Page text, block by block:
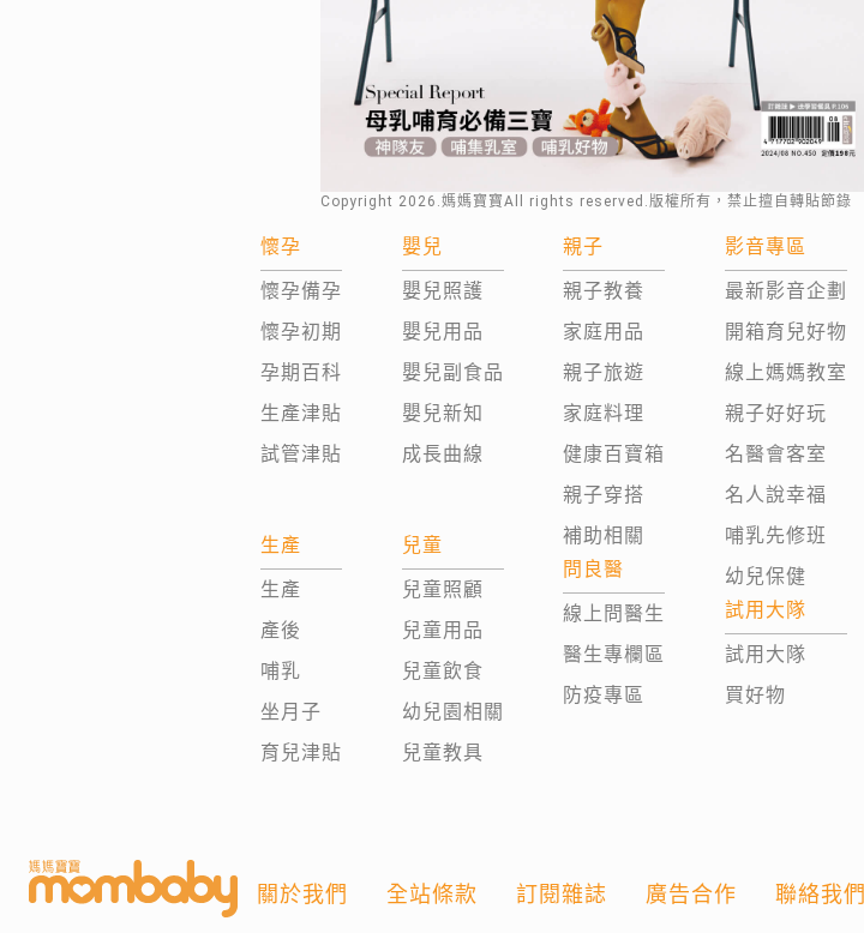
Copyright 2026 .媽媽寶寶All rights reserved.版權所有，禁止擅自轉貼節錄
懷孕
懷孕備孕
懷孕初期
孕期百科
生產津貼
試管津貼
生產
生產
產後
哺乳
坐月子
育兒津貼
嬰兒
嬰兒照護
嬰兒用品
嬰兒副食品
嬰兒新知
成長曲線
兒童
兒童照顧
兒童用品
兒童飲食
幼兒園相關
兒童教具
親子
親子教養
家庭用品
親子旅遊
家庭料理
健康百寶箱
親子穿搭
補助相關
問良醫
線上問醫生
醫生專欄區
防疫專區
影音專區
最新影音企劃
開箱育兒好物
線上媽媽教室
親子好好玩
名醫會客室
名人說幸福
哺乳先修班
幼兒保健
試用大隊
試用大隊
買好物
關於我們 全站條款 訂閱雜誌 廣告合作 聯絡我們